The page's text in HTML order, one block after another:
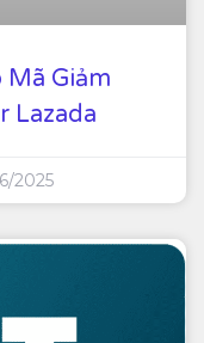
Mã Giảm
Lazada
2025